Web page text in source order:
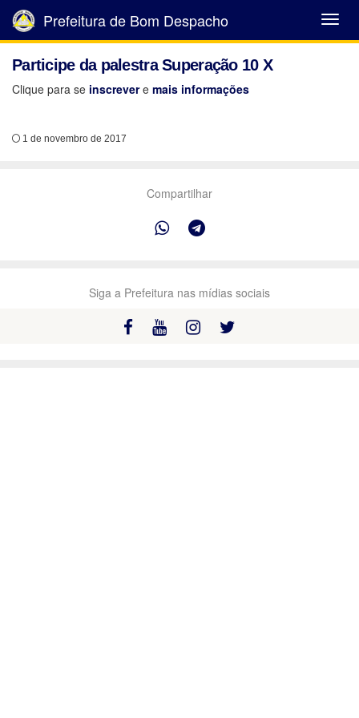
Abrir
Menu
Prefeitura de Bom Despacho
Participe da palestra Superação 10 X
Clique para se inscrevere mais informações
1 de novembro de 2017
Compartilhar
Siga a Prefeitura nas mídias sociais